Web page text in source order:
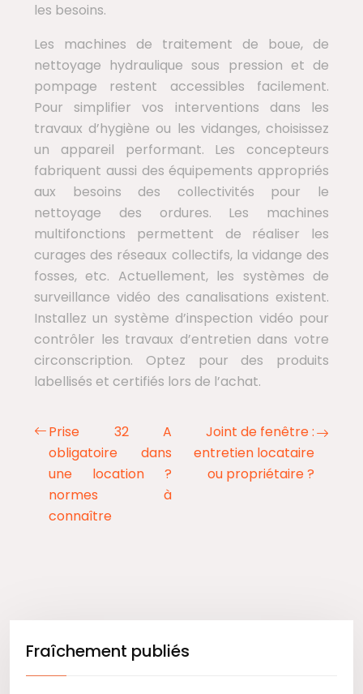
les besoins.
Les machines de traitement de boue, de
nettoyage hydraulique sous pression et de
pompage restent accessibles facilement.
Pour simplifier vos interventions dans les
travaux d’hygiène ou les vidanges, choisissez
un appareil performant. Les concepteurs
fabriquent aussi des équipements appropriés
aux besoins des collectivités pour le
nettoyage des ordures. Les machines
multifonctions permettent de réaliser les
curages des réseaux collectifs, la vidange des
fosses, etc. Actuellement, les systèmes de
surveillance vidéo des canalisations existent.
Installez un système d’inspection vidéo pour
contrôler les travaux d’entretien dans votre
circonscription. Optez pour des produits
labellisés et certifiés lors de l’achat.
Prise 32 A
obligatoire dans
une location ?
normes à
connaître
Joint de fenêtre :
entretien locataire
ou propriétaire ?
Fraîchement publiés